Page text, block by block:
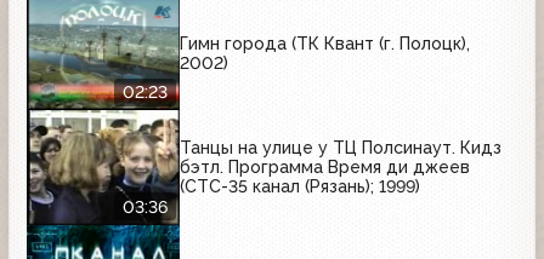
02:23
Гимн города (ТК Квант (г. Полоцк),
2002)
03:36
Танцы на улице у ТЦ Полсинаут. Кидз
бэтл. Программа Время ди джеев
(СТС-35 канал (Рязань); 1999)